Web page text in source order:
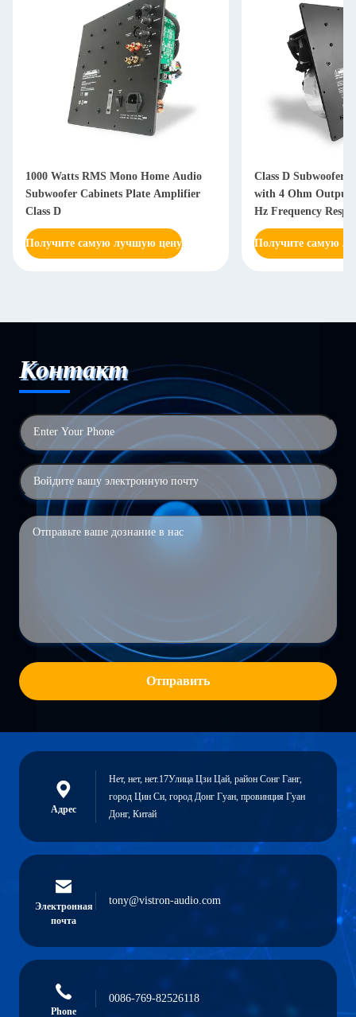
1000 Watts RMS Mono Home Audio
Subwoofer Cabinets Plate Amplifier
Class D
Получите самую лучшую цену
Class D Subwoofer
with 4 Ohm Output
Hz Frequency
Power Supply
Получите самую
Контакт
Отправить
Адрес
Нет, нет, нет.17Улица Цзи Цай, район Сонг Ганг,
город Цин Си, город Донг Гуан, провинция Гуан
Донг, Китай
Электронная
почта
tony@vistron-audio.com
Phone
0086-769-82526118